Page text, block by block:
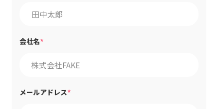
会社名*
メールアドレス*